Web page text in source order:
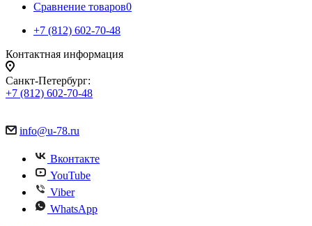
Сравнение товаров0
+7 (812) 602-70-48
Контактная информация
Санкт-Петербург:
+7 (812) 602-70-48
info@u-78.ru
Вконтакте
YouTube
Viber
WhatsApp